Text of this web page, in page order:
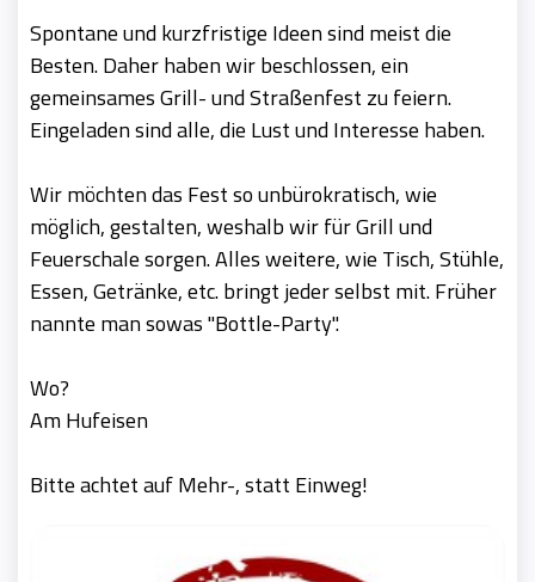
Spontane und kurzfristige Ideen sind meist die
Besten. Daher haben wir beschlossen, ein
gemeinsames Grill- und Straßenfest zu feiern.
Eingeladen sind alle, die Lust und Interesse haben.
Wir möchten das Fest so unbürokratisch, wie
möglich, gestalten, weshalb wir für Grill und
Feuerschale sorgen. Alles weitere, wie Tisch, Stühle,
Essen, Getränke, etc. bringt jeder selbst mit. Früher
nannte man sowas "Bottle-Party".
Wo?
Am Hufeisen
Bitte achtet auf Mehr-, statt Einweg!